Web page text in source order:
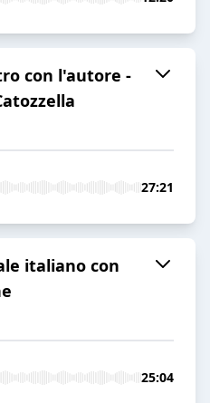
con l'autore -
27:21
italiano con
25:04